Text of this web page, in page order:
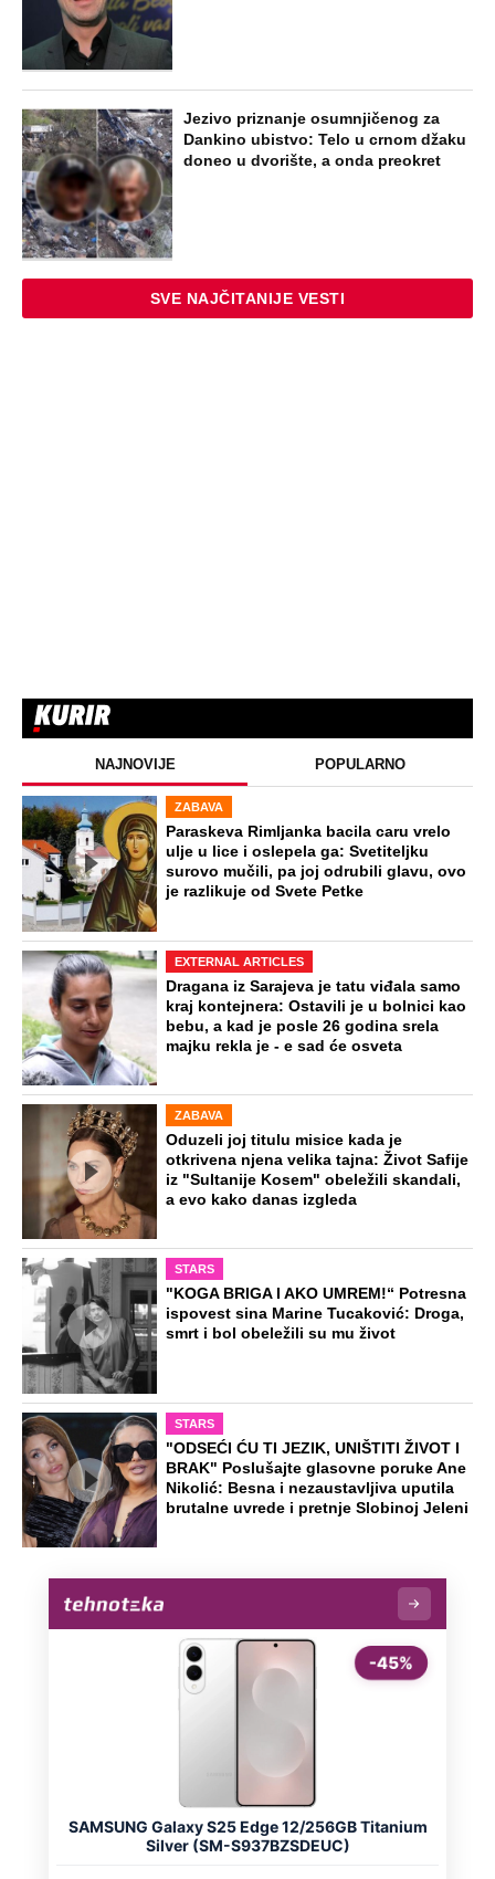
Jezivo priznanje osumnjičenog za
Dankino ubistvo: Telo u crnom džaku
doneo u dvorište, a onda preokret
SVE NAJČITANIJE VESTI
NAJNOVIJE POPULARNO
ZABAVA
Paraskeva Rimljanka bacila caru vrelo
ulje u lice i oslepela ga: Svetiteljku
surovo mučili, pa joj odrubili glavu, ovo
je razlikuje od Svete Petke
EXTERNAL ARTICLES
Dragana iz Sarajeva je tatu viđala samo
kraj kontejnera: Ostavili je u bolnici kao
bebu, a kad je posle 26 godina srela
majku rekla je - e sad će osveta
ZABAVA
Oduzeli joj titulu misice kada je
otkrivena njena velika tajna: Život Safije
iz "Sultanije Kosem" obeležili skandali,
a evo kako danas izgleda
STARS
"KOGA BRIGA I AKO UMREM!“ Potresna
ispovest sina Marine Tucaković: Droga,
smrt i bol obeležili su mu život
STARS
"ODSEĆI ĆU TI JEZIK, UNIŠTITI ŽIVOT I
BRAK" Poslušajte glasovne poruke Ane
Nikolić: Besna i nezaustavljiva uputila
brutalne uvrede i pretnje Slobinoj Jeleni